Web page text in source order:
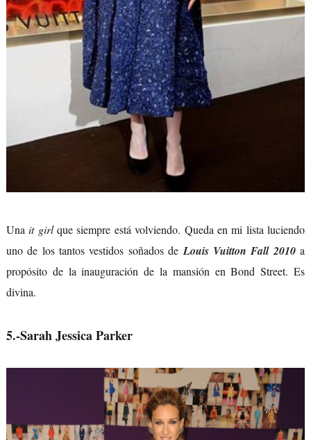
Unait girlque siempre está volviendo. Queda en mi lista luciendo
uno de los tantos vestidos soñados de Louis Vuitton Fall 2010a
propósito de la inauguración de la mansión en Bond Street. Es
divina.
5.-Sarah Jessica Parker